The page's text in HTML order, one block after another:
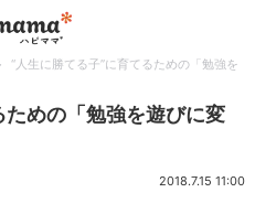
“人生に勝てる子”に育てるための「勉強を
ための「勉強を遊びに変
2018.7.15 11:00